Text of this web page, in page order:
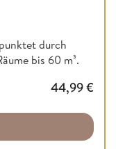
durch
bis 60 m³.
44,99€